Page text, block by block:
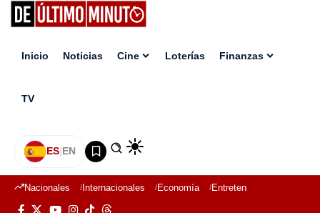
Inicio Noticias Cine Loterías Finanzas
TV
ES|EN
Nacionales Internacionales Economía Entretenimiento